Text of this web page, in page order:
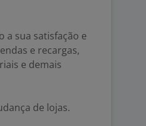
a sua satisfação e
e recargas,
e demais
de lojas.